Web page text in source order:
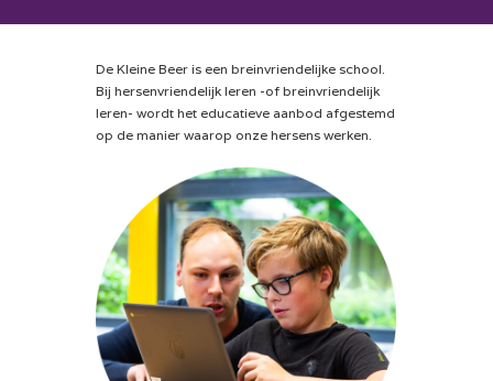
De Kleine Beer is een breinvriendelijke school.
Bij hersenvriendelijk leren -of breinvriendelijk
leren- wordt het educatieve aanbod afgestemd
op de manier waarop onze hersens werken.